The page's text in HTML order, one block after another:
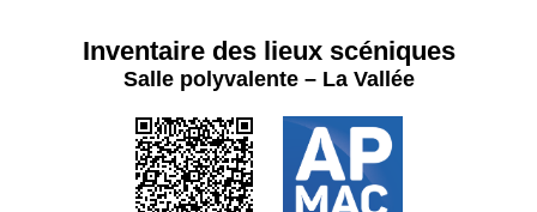
Inventaire des lieux scéniques
Salle polyvalente – La Vallée